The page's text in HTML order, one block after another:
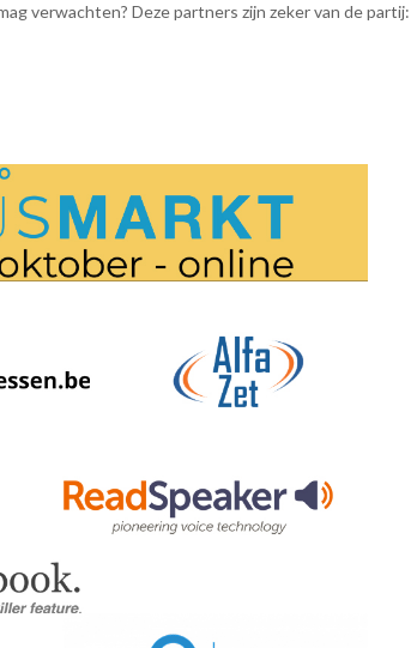
verwachten? Deze partners zijn zeker van de partij: